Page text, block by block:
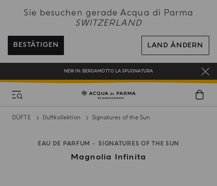
Sie besuchen gerade Acqua di Parma
SWITZERLAND
BESTÄTIGEN LAND ÄNDERN
KOSTENFREIER VERSAND AUF ALLE BESTELLUNGEN ÜBER 120 CHF
REGISTRIEREN SIE SICH UND GENIESSEN SIE EINE WELT VOLLER VORTEILE
EIN GESCHENK FÜR SIE AUF ALLE BESTELLUNGEN ÜBER CHF 180
NEW IN: BERGAMOTTO LA SPUGNATURA
DÜFTE Duftkollektion Signatures of the Sun
EAU DE PARFUM SIGNATURES OF THE SUN
Magnolia Infinita